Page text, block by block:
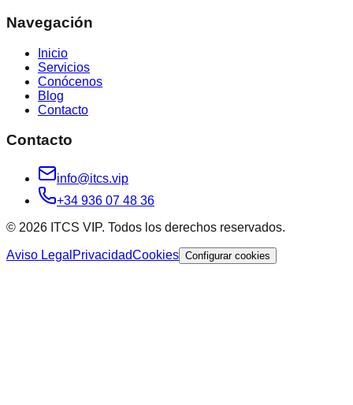
Navegación
Inicio
Servicios
Conócenos
Blog
Contacto
Contacto
info@itcs.vip
+34 936 07 48 36
© 2026 ITCS VIP. Todos los derechos reservados.
Aviso Legal PrivacidadCookies Configurar cookies